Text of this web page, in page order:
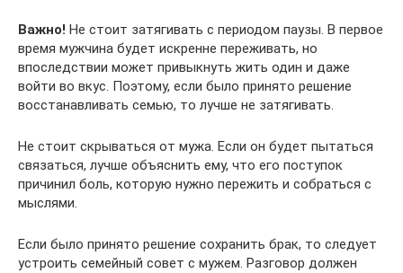
Важно! Не стоит затягивать с периодом паузы. В первое
время мужчина будет искренне переживать, но
впоследствии может привыкнуть жить один и даже
войти во вкус. Поэтому, если было принято решение
восстанавливать семью, то лучше не затягивать.
Не стоит скрываться от мужа. Если он будет пытаться
связаться, лучше объяснить ему, что его поступок
причинил боль, которую нужно пережить и собраться с
мыслями.
Если было принято решение сохранить брак, то следует
устроить семейный совет с мужем. Разговор должен